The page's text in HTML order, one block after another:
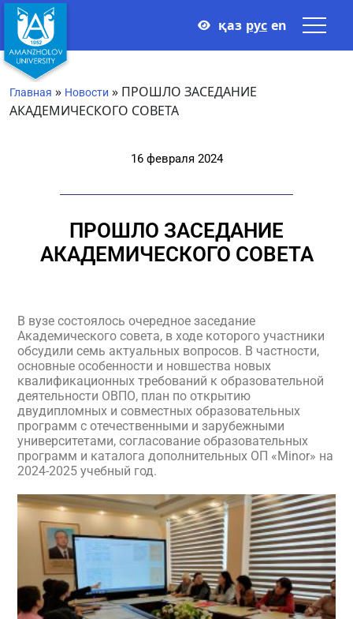
қаз рус en
Главная » Новости » ПРОШЛО ЗАСЕДАНИЕ
АКАДЕМИЧЕСКОГО СОВЕТА
16 февраля 2024
ПРОШЛО ЗАСЕДАНИЕ
АКАДЕМИЧЕСКОГО СОВЕТА
В вузе состоялось очередное заседание
Академического совета, в ходе которого участники
обсудили семь актуальных вопросов. В частности,
основные особенности и новшества новых
квалификационных требований к образовательной
деятельности ОВПО, план по открытию
двудипломных и совместных образовательных
программ с отечественными и зарубежными
университетами, согласование образовательных
программ и каталога дополнительных ОП «Minor» на
2024-2025 учебный год.